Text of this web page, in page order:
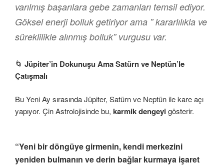
varılmış başarılara gebe zamanları temsil ediyor.
Göksel enerji bolluk getiriyor ama ” kararlılıkla ve
süreklilikle alınmış bolluk” vurgusu var.
🌀 Jüpiter’in Dokunuşu Ama Satürn ve Neptün’le
Çatışmalı
Bu Yeni Ay sırasında Jüpiter, Satürn ve Neptün ile kare açı
yapıyor. Çin Astrolojisinde bu, karmik dengeyigösterir.
“Yeni bir döngüye girmenin, kendi merkezini
yeniden bulmanın ve derin bağlar kurmaya işaret